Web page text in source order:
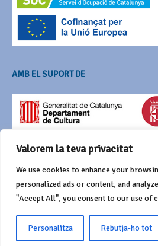
Valorem la teva privacitat
We use cookies to enhance your
personalized ads or content, and
"Accept All", you consent to our use of
Personalitza Rebutja-ho tot
AMB EL SUPORT DE
© 2016 Agrupació del Bestiari Festiu i Popular de
Funciona